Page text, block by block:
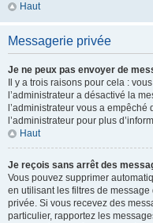
Haut
Messagerie privée
Je ne peux pas envoyer de
Il y a trois raisons pour cela :
l’administrateur a désactivé la
l’administrateur vous a
l’administrateur pour plus
Haut
Je reçois sans arrêt des
Vous pouvez supprimer
en utilisant les filtres de
privée. Si vous recevez des
particulier, rapportez les